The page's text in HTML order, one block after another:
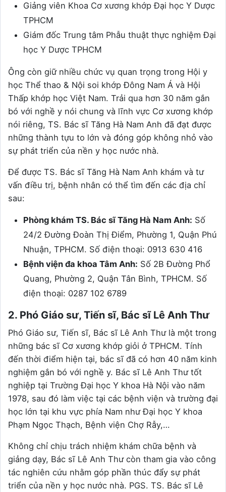
Giảng viên Khoa Cơ xương khớp Đại học Y Dược
TPHCM
Giám đốc Trung tâm Phẫu thuật thực nghiệm Đại
học Y Dược TPHCM
Ông còn giữ nhiều chức vụ quan trọng trong Hội y
học Thể thao & Nội soi khớp Đông Nam Á và Hội
Thấp khớp học Việt Nam. Trải qua hơn 30 năm gắn
bó với nghề y nói chung và lĩnh vực Cơ xương khớp
nói riêng, TS. Bác sĩ Tăng Hà Nam Anh đã đạt được
những thành tựu to lớn và đóng góp không nhỏ vào
sự phát triển của nền y học nước nhà.
Để được TS. Bác sĩ Tăng Hà Nam Anh khám và tư
vấn điều trị, bệnh nhân có thể tìm đến các địa chỉ
sau:
Phòng khám TS. Bác sĩ Tăng Hà Nam Anh: Số
24/2 Đường Đoàn Thị Điểm, Phường 1, Quận Phú
Nhuận, TPHCM. Số điện thoại: 0913 630 416
Bệnh viện đa khoa Tâm Anh: Số 2B Đường Phổ
Quang, Phường 2, Quận Tân Bình, TPHCM. Số
điện thoại: 0287 102 6789
2. Phó Giáo sư, Tiến sĩ, Bác sĩ Lê Anh Thư
Phó Giáo sư, Tiến sĩ, Bác sĩ Lê Anh Thư là một trong
những bác sĩ Cơ xương khớp giỏi ở TPHCM. Tính
đến thời điểm hiện tại, bác sĩ đã có hơn 40 năm kinh
nghiệm gắn bó với nghề y. Bác sĩ Lê Anh Thư tốt
nghiệp tại Trường Đại học Y khoa Hà Nội vào năm
1978, sau đó làm việc tại các bệnh viện và trường đại
học lớn tại khu vực phía Nam như Đại học Y khoa
Phạm Ngọc Thạch, Bệnh viện Chợ Rẫy,…
Không chỉ chịu trách nhiệm khám chữa bệnh và
giảng dạy, Bác sĩ Lê Anh Thư còn tham gia vào công
tác nghiên cứu nhằm góp phần thúc đẩy sự phát
triển của nền y học nước nhà. PGS. TS. Bác sĩ Lê